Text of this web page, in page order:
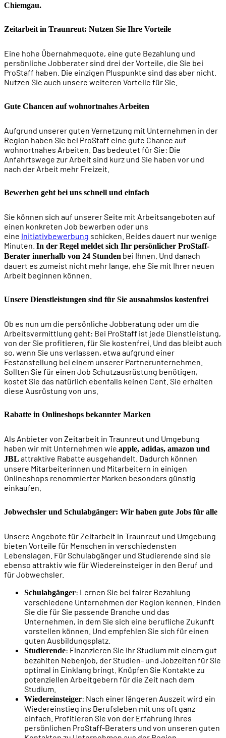
Chiemgau.
Zeitarbeit in Traunreut: Nutzen Sie Ihre Vorteile
Eine hohe Übernahmequote, eine gute Bezahlung und
persönliche Jobberater sind drei der Vorteile, die Sie bei
ProStaff haben. Die einzigen Pluspunkte sind das aber nicht.
Nutzen Sie auch unsere weiteren Vorteile für Sie.
Gute Chancen auf wohnortnahes Arbeiten
Aufgrund unserer guten Vernetzung mit Unternehmen in der
Region haben Sie bei ProStaff eine gute Chance auf
wohnortnahes Arbeiten. Das bedeutet für Sie: Die
Anfahrtswege zur Arbeit sind kurz und Sie haben vor und
nach der Arbeit mehr Freizeit.
Bewerben geht bei uns schnell und einfach
Sie können sich auf unserer Seite mit Arbeitsangeboten auf
einen konkreten Job bewerben oder uns
eine Initiativbewerbung schicken. Beides dauert nur wenige
Minuten. In der Regel meldet sich Ihr persönlicher ProStaff-
Berater innerhalb von 24 Stunden bei Ihnen. Und danach
dauert es zumeist nicht mehr lange, ehe Sie mit Ihrer neuen
Arbeit beginnen können.
Unsere Dienstleistungen sind für Sie ausnahmslos kostenfrei
Ob es nun um die persönliche Jobberatung oder um die
Arbeitsvermittlung geht: Bei ProStaff ist jede Dienstleistung,
von der Sie profitieren, für Sie kostenfrei. Und das bleibt auch
so, wenn Sie uns verlassen, etwa aufgrund einer
Festanstellung bei einem unserer Partnerunternehmen.
Sollten Sie für einen Job Schutzausrüstung benötigen,
kostet Sie das natürlich ebenfalls keinen Cent. Sie erhalten
diese Ausrüstung von uns.
Rabatte in Onlineshops bekannter Marken
Als Anbieter von Zeitarbeit in Traunreut und Umgebung
haben wir mit Unternehmen wie apple, adidas, amazon und
JBL attraktive Rabatte ausgehandelt. Dadurch können
unsere Mitarbeiterinnen und Mitarbeitern in einigen
Onlineshops renommierter Marken besonders günstig
einkaufen.
Jobwechsler und Schulabgänger: Wir haben gute Jobs für alle
Unsere Angebote für Zeitarbeit in Traunreut und Umgebung
bieten Vorteile für Menschen in verschiedensten
Lebenslagen. Für Schulabgänger und Studierende sind sie
ebenso attraktiv wie für Wiedereinsteiger in den Beruf und
für Jobwechsler.
Schulabgänger: Lernen Sie bei fairer Bezahlung
verschiedene Unternehmen der Region kennen. Finden
Sie die für Sie passende Branche und das
Unternehmen, in dem Sie sich eine berufliche Zukunft
vorstellen können. Und empfehlen Sie sich für einen
guten Ausbildungsplatz.
Studierende: Finanzieren Sie Ihr Studium mit einem gut
bezahlten Nebenjob, der Studien- und Jobzeiten für Sie
optimal in Einklang bringt. Knüpfen Sie Kontakte zu
potenziellen Arbeitgebern für die Zeit nach dem
Studium.
Wiedereinsteiger: Nach einer längeren Auszeit wird ein
Wiedereinstieg ins Berufsleben mit uns oft ganz
einfach. Profitieren Sie von der Erfahrung Ihres
persönlichen ProStaff-Beraters und von unseren guten